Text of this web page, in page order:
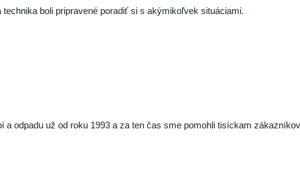
boli pripravené poradiť si s akýmikoľvek situáciami.
a odpadu už od roku 1993 a za ten čas sme pomohli tisíckam